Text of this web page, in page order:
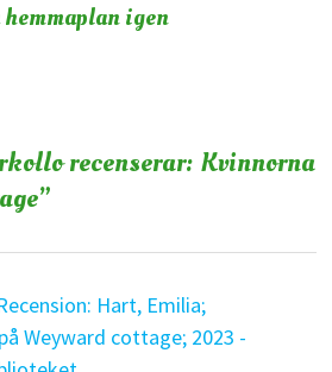
igen
recenserar: Kvinnorna
”
Hart, Emilia;
Weyward cottage; 2023 -